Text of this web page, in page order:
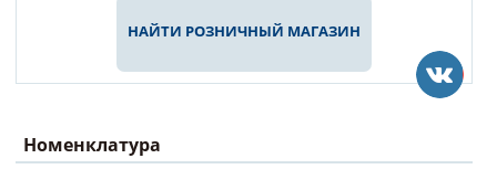
НАЙТИ РОЗНИЧНЫЙ МАГАЗИН
Номенклатура